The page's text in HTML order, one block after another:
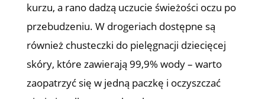
kurzu, a rano dadzą uczucie świeżości oczu po
przebudzeniu. W drogeriach dostępne są
również chusteczki do pielęgnacji dziecięcej
skóry, które zawierają 99,9% wody – warto
zaopatrzyć się w jedną paczkę i oczyszczać